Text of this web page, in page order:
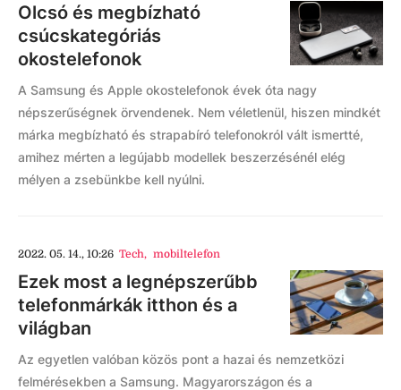
Olcsó és megbízható
csúcskategóriás
okostelefonok
A Samsung és Apple okostelefonok évek óta nagy
népszerűségnek örvendenek. Nem véletlenül, hiszen mindkét
márka megbízható és strapabíró telefonokról vált ismertté,
amihez mérten a legújabb modellek beszerzésénél elég
mélyen a zsebünkbe kell nyúlni.
2022. 05. 14., 10:26 Tech, mobiltelefon
Ezek most a legnépszerűbb
telefonmárkák itthon és a
világban
Az egyetlen valóban közös pont a hazai és nemzetközi
felmérésekben a Samsung. Magyarországon és a